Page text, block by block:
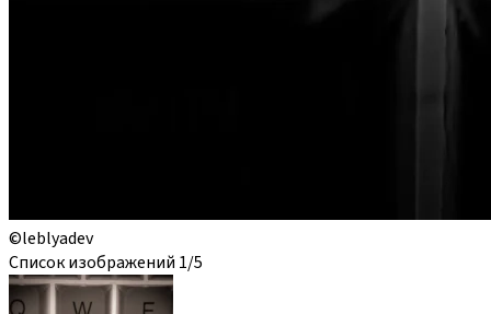
©leblyadev
Список изображений 1/5